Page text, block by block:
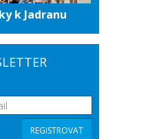
k Jadranu